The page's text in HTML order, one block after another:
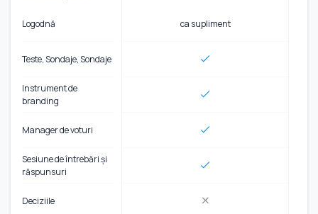
Logodnă
Teste, Sondaje, Sondaje
Instrument de
branding
Manager de voturi
Sesiune de întrebări și
răspunsuri
Deciziile
ca supliment